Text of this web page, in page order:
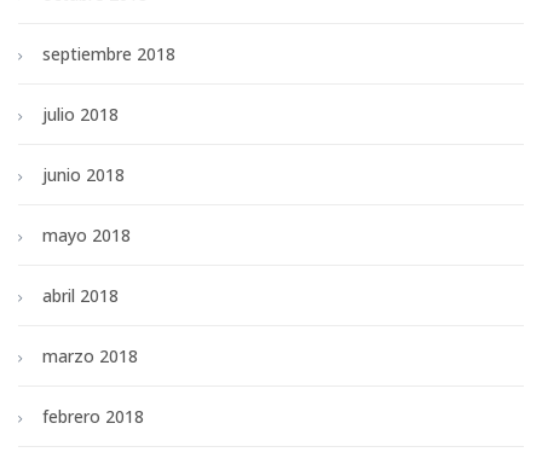
septiembre 2018
julio 2018
junio 2018
mayo 2018
abril 2018
marzo 2018
febrero 2018